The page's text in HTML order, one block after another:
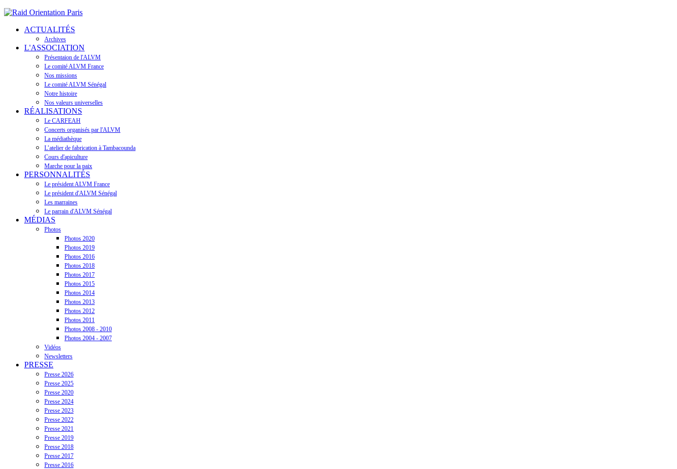
ACTUALITÉS
Archives
L'ASSOCIATION
Présentaion de l'ALVM
Le comité ALVM France
Nos missions
Le comité ALVM Sénégal
Notre histoire
Nos valeurs universelles
RÉALISATIONS
Le CARFEAH
Concerts organisés par l'ALVM
La médiathèque
L’atelier de fabrication à Tambacounda
Cours d'apiculture
Marche pour la paix
PERSONNALITÉS
Le président ALVM France
Le président d'ALVM Sénégal
Les marraines
Le parrain d'ALVM Sénégal
MÉDIAS
Photos
Photos 2020
Photos 2019
Photos 2016
Photos 2018
Photos 2017
Photos 2015
Photos 2014
Photos 2013
Photos 2012
Photos 2011
Photos 2008 - 2010
Photos 2004 - 2007
Vidéos
Newsletters
PRESSE
Presse 2026
Presse 2025
Presse 2020
Presse 2024
Presse 2023
Presse 2022
Presse 2021
Presse 2019
Presse 2018
Presse 2017
Presse 2016